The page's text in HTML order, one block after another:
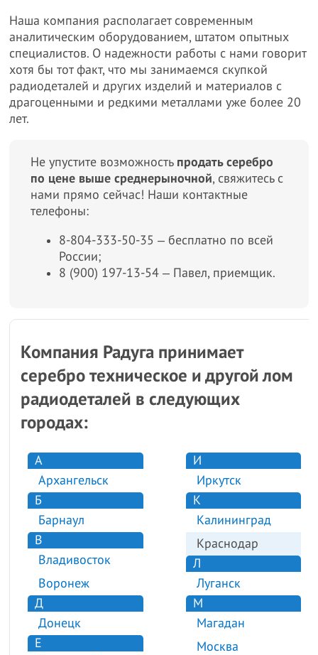
Наша компания располагает современным
аналитическим оборудованием, штатом опытных
специалистов. О надежности работы с нами говорит
хотя бы тот факт, что мы занимаемся скупкой
радиодеталей и других изделий и материалов с
драгоценными и редкими металлами уже более 20
лет.
Не упустите возможность продать серебро
по цене выше среднерыночной, свяжитесь с
нами прямо сейчас! Наши контактные
телефоны:
8-804-333-50-35 ‒ бесплатно по всей
России;
8 (900) 197-13-54 ‒ Павел, приемщик.
Компания Радуга принимает
серебро техническое и другой лом
радиодеталей в следующих
городах:
А
Архангельск
Б
Барнаул
В
Владивосток
Воронеж
Д
Донецк
Е
И
Иркутск
К
Калининград
Краснодар
Л
Луганск
М
Магадан
Москва